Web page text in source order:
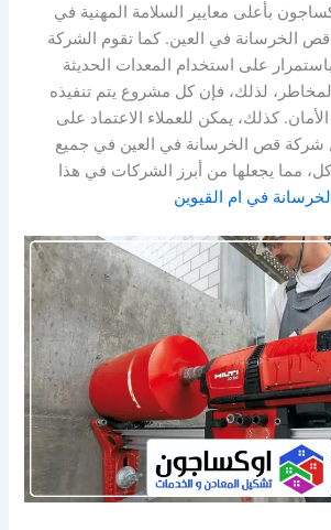
بأعلى معايير السلامة المهنية في
الخرسانة في العين. كما تقوم الشركة
على استخدام المعدات الحديثة
لذلك، فإن كل مشروع يتم تنفيذه
كذلك، يمكن للعملاء الاعتماد على
شركة قص الخرسانة في العين في جميع
مما يجعلها من أبرز الشركات في هذا
في ام القيوين